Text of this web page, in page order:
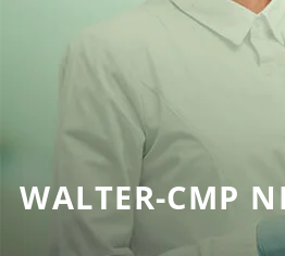
WALTER-CMP